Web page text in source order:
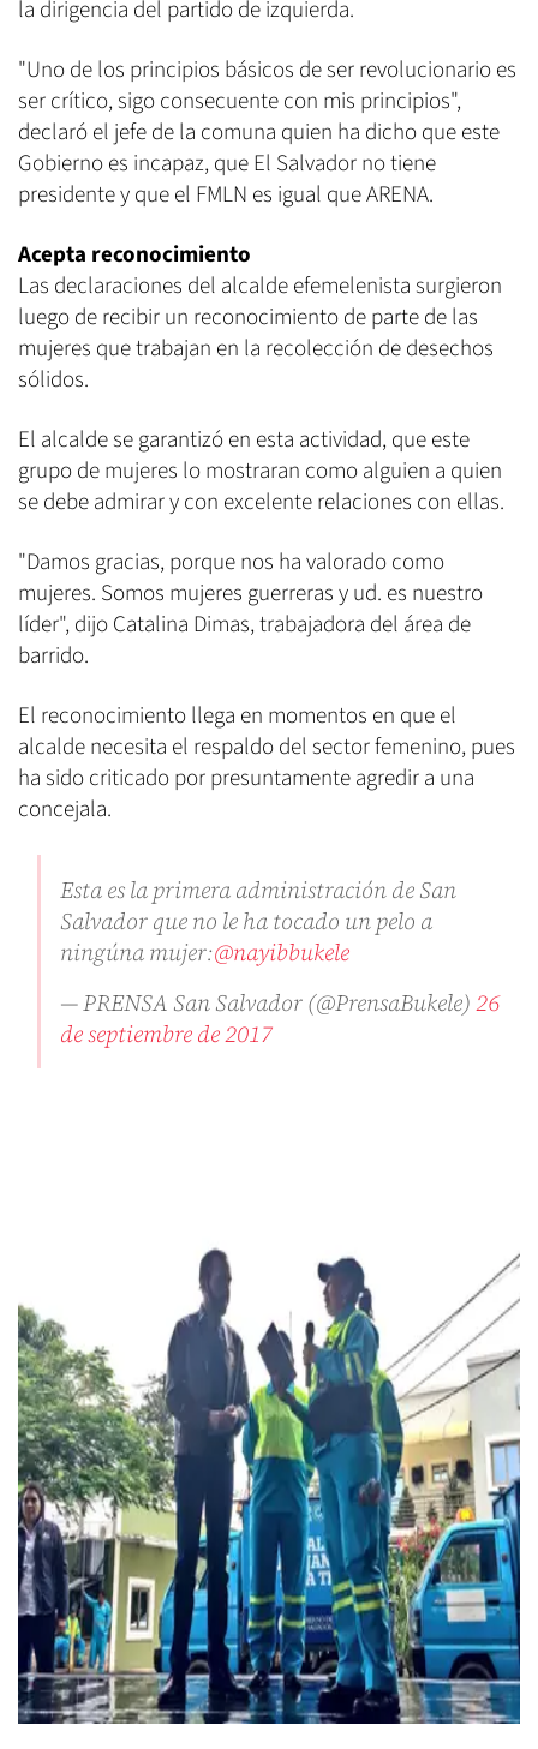
la dirigencia del partido de izquierda.
"Uno de los principios básicos de ser revolucionario es
ser crítico, sigo consecuente con mis principios",
declaró el jefe de la comuna quien ha dicho que este
Gobierno es incapaz, que El Salvador no tiene
presidente y que el FMLN es igual que ARENA.
Acepta reconocimiento
Las declaraciones del alcalde efemelenista surgieron
luego de recibir un reconocimiento de parte de las
mujeres que trabajan en la recolección de desechos
sólidos.
El alcalde se garantizó en esta actividad, que este
grupo de mujeres lo mostraran como alguien a quien
se debe admirar y con excelente relaciones con ellas.
"Damos gracias, porque nos ha valorado como
mujeres. Somos mujeres guerreras y ud. es nuestro
líder", dijo Catalina Dimas, trabajadora del área de
barrido.
El reconocimiento llega en momentos en que el
alcalde necesita el respaldo del sector femenino, pues
ha sido criticado por presuntamente agredir a una
concejala.
Esta es la primera administración de San
Salvador que no le ha tocado un pelo a
ningúna mujer:@nayibbukele
— PRENSA San Salvador (@PrensaBukele)26
de septiembre de 2017